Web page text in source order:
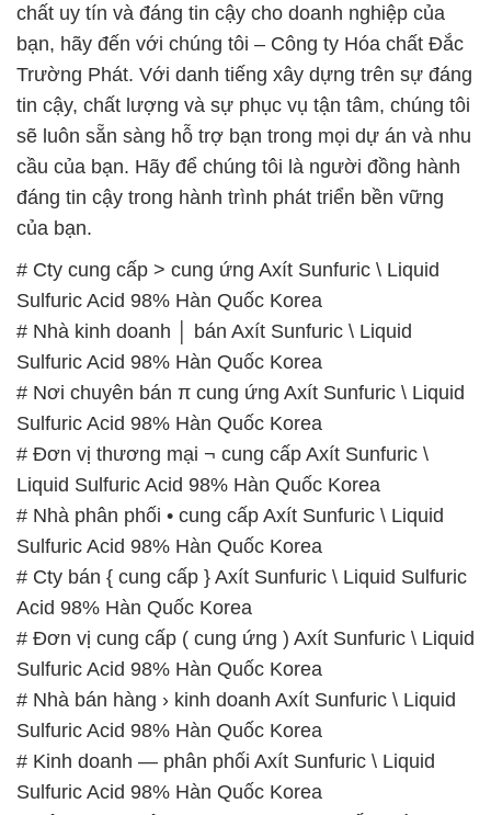
chất uy tín và đáng tin cậy cho doanh nghiệp của
bạn, hãy đến với chúng tôi – Công ty Hóa chất Đắc
Trường Phát. Với danh tiếng xây dựng trên sự đáng
tin cậy, chất lượng và sự phục vụ tận tâm, chúng tôi
sẽ luôn sẵn sàng hỗ trợ bạn trong mọi dự án và nhu
cầu của bạn. Hãy để chúng tôi là người đồng hành
đáng tin cậy trong hành trình phát triển bền vững
của bạn.
# Cty cung cấp > cung ứng Axít Sunfuric \ Liquid
Sulfuric Acid 98% Hàn Quốc Korea
# Nhà kinh doanh │ bán Axít Sunfuric \ Liquid
Sulfuric Acid 98% Hàn Quốc Korea
# Nơi chuyên bán π cung ứng Axít Sunfuric \ Liquid
Sulfuric Acid 98% Hàn Quốc Korea
# Đơn vị thương mại ¬ cung cấp Axít Sunfuric \
Liquid Sulfuric Acid 98% Hàn Quốc Korea
# Nhà phân phối • cung cấp Axít Sunfuric \ Liquid
Sulfuric Acid 98% Hàn Quốc Korea
# Cty bán { cung cấp } Axít Sunfuric \ Liquid Sulfuric
Acid 98% Hàn Quốc Korea
# Đơn vị cung cấp ( cung ứng ) Axít Sunfuric \ Liquid
Sulfuric Acid 98% Hàn Quốc Korea
# Nhà bán hàng › kinh doanh Axít Sunfuric \ Liquid
Sulfuric Acid 98% Hàn Quốc Korea
# Kinh doanh — phân phối Axít Sunfuric \ Liquid
Sulfuric Acid 98% Hàn Quốc Korea